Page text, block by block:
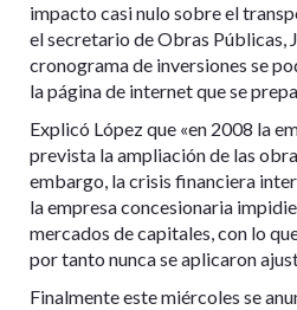
impacto casi nulo sobre el
el secretario de Obras Públicas,
cronograma de inversiones se
la página de internet que se
Explicó López que «en 2008 la
prevista la ampliación de las
embargo, la crisis financiera
la empresa concesionaria
mercados de capitales, con lo
por tanto nunca se aplicaron
Finalmente este miércoles se